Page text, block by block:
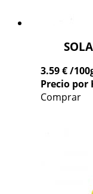
3.59 €/
Precio por
Comprar